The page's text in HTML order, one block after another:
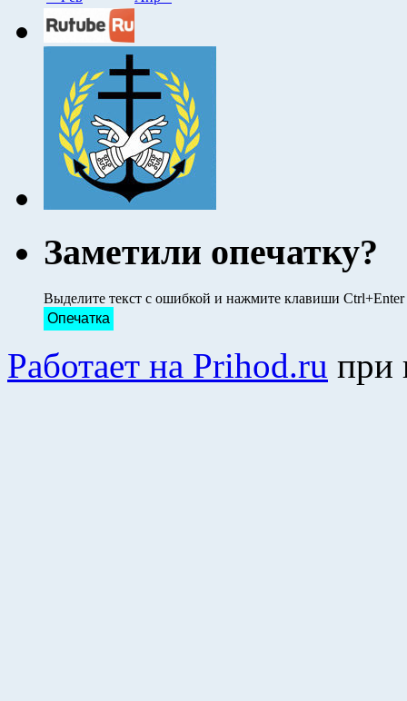
Заметили опечатку?
Выделите текст с ошибкой и нажмите клавиши
Опечатка
Работает на Prihod.ru при